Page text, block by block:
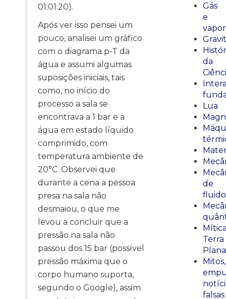
01:01:20).
Após ver isso pensei um
pouco, analisei um gráfico
com o diagrama p-T da
água e assumi algumas
suposições iniciais, tais
como, no início do
processo a sala se
encontrava a 1 bar e a
água em estado líquido
comprimido, com
temperatura ambiente de
20°C. Observei que
durante a cena a pessoa
presa na sala não
desmaiou, o que me
levou a concluir que a
pressão na sala não
passou dos 15 bar (possível
pressão máxima que o
corpo humano suporta,
segundo o Google), assim
Gás
e
vapor
da
Lua
de
Terra
Plana
Mitos,
falsas